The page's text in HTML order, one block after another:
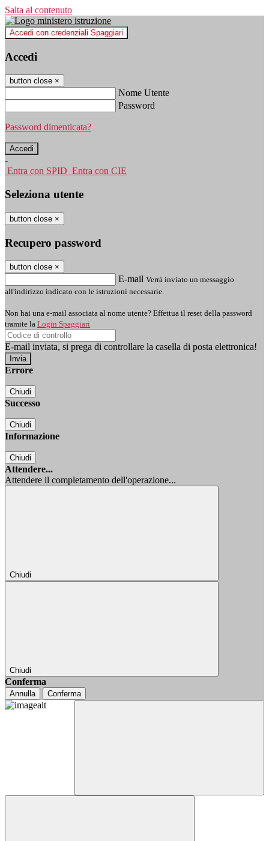
Salta al contenuto
Accedi con credenziali Spaggiari
Accedi
button close ×
Nome Utente
Password
Password dimenticata?
-
Entra con SPID Entra con CIE
Seleziona utente
button close ×
Recupero password
button close ×
E-mail Verrà inviato un messaggio
all'indirizzo indicato con le istruzioni necessarie.
Non hai una e-mail associata al nome utente? Effettua il reset della password
tramite la Login Spaggiari
E-mail inviata, si prega di controllare la casella di posta elettronica!
Errore
Chiudi
Successo
Chiudi
Informazione
Chiudi
Attendere...
Attendere il completamento dell'operazione...
Chiudi
Chiudi
Conferma
Annulla Conferma